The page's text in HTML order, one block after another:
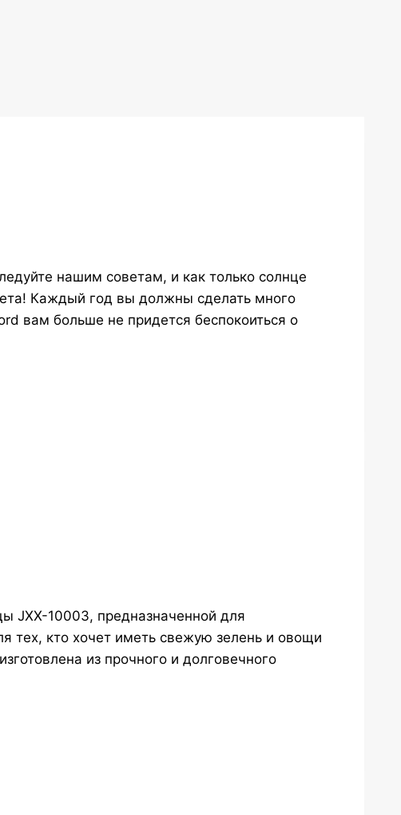
нашим советам, и как только солнце
Каждый год вы должны сделать много
вам больше не придется беспокоиться о
JXX-10003, предназначенной для
тех, кто хочет иметь свежую зелень и овощи
из прочного и долговечного